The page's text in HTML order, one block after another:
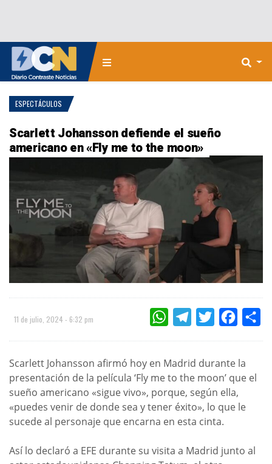
ESPECTÁCULOS
Scarlett Johansson defiende el sueño
americano en «Fly me to the moon»
11 de julio, 2024 - 6:32 pm WHATSAPPTELEGRAMTWITTER
Scarlett Johansson afirmó hoy en Madrid durante la
presentación de la película ‘Fly me to the moon’ que el
sueño americano «sigue vivo», porque, según ella,
«puedes venir de donde sea y tener éxito», lo que le
sucede al personaje que encarna en esta cinta.
Así lo declaró a EFE durante su visita a Madrid junto al